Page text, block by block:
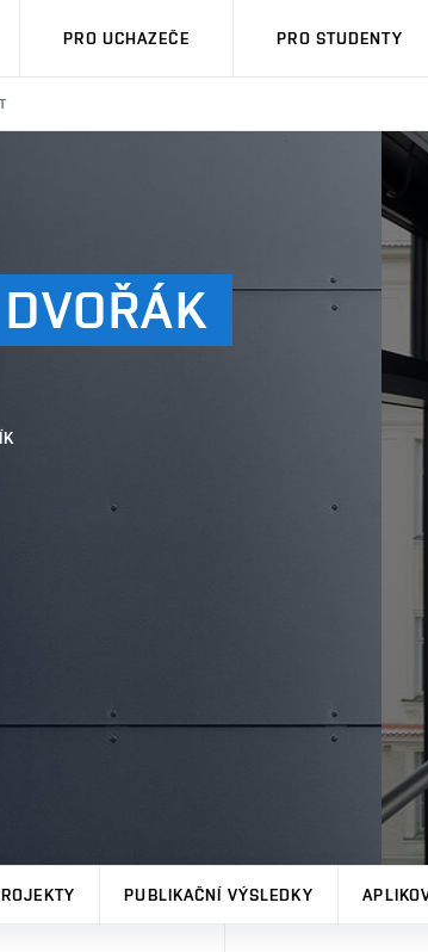
PRO UCHAZEČE PRO STUDENTY
DVOŘÁK
PUBLIKAČNÍ VÝSLEDKY